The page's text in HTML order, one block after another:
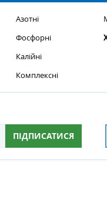
Азотні
Фосфорні
Калійні
Комплексні
ПІДПИСАТИСЯ